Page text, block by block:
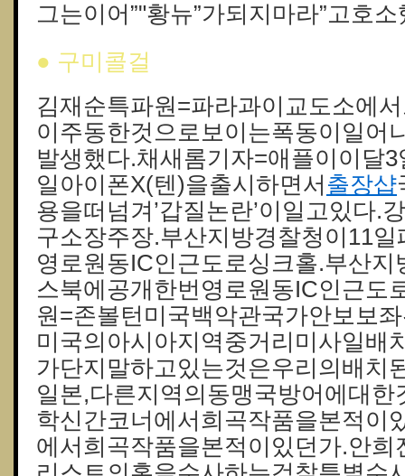
그는이어”"황뉴”가되지마라”고호
● 구미콜걸
김재순특파원=파라과이교도소에
이주동한것으로보이는폭동이일어
발생했다.채새롬기자=애플이이달
일아이폰X(텐)을출시하면서 출장샵
용을떠넘겨’갑질논란’이일고있다.
구소장주장.부산지방경찰청이11
영로원동IC인근도로싱크홀.부산지
스북에공개한번영로원동IC인근도
원=존볼턴미국백악관국가안보보
미국의아시아지역중거리미사일배
가단지말하고있는것은우리의배치
일본,다른지역의동맹국방어에대한
학신간코너에서희곡작품을본적이
에서희곡작품을본적이있던가.안희